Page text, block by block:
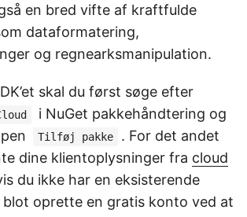
en bred vifte af kraftfulde
dataformatering,
og regnearksmanipulation.
skal du først søge efter
i NuGet pakkehåndtering og
Tilføj pakke
. For det andet
dine klientoplysninger fra cloud
du ikke har en eksisterende
blot oprette en gratis konto ved at